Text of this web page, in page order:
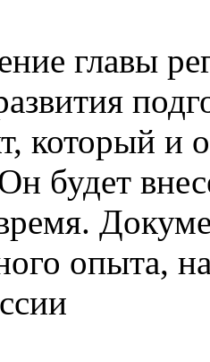
главы
который и
будет
опыта,